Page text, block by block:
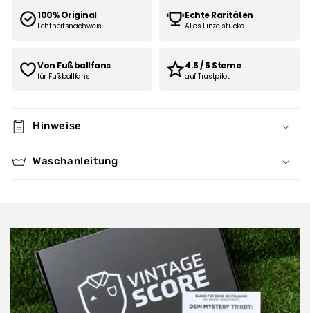
100% Original
Echtheitsnachweis
Echte Raritäten
Alles Einzelstücke
Von Fußballfans
für Fußballfans
4.5 / 5 Sterne
auf Trustpilot
Hinweise
Waschanleitung